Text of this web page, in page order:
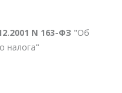
N 163-ФЗ "Об
налога"